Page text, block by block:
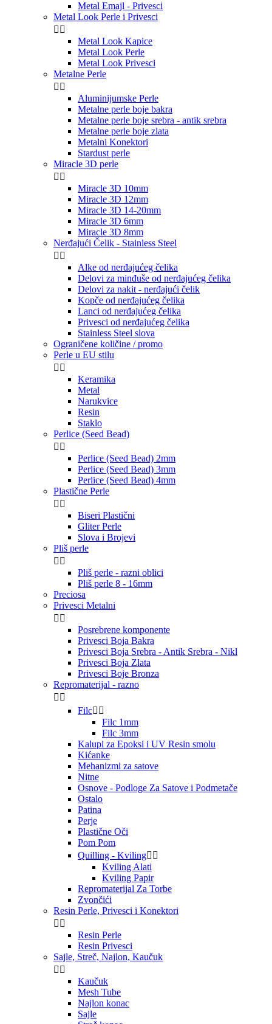
Metal Emajl - Privesci
Metal Look Perle i Privesci
 
Metal Look Kapice
Metal Look Perle
Metal Look Privesci
Metalne Perle
 
Aluminijumske Perle
Metalne perle boje bakra
Metalne perle boje srebra - antik srebra
Metalne perle boje zlata
Metalni Konektori
Stardust perle
Miracle 3D perle
 
Miracle 3D 10mm
Miracle 3D 12mm
Miracle 3D 14-20mm
Miracle 3D 6mm
Miracle 3D 8mm
Nerđajući Čelik - Stainless Steel
 
Alke od nerđajućeg čelika
Delovi za minđuše od nerđajućeg čelika
Delovi za nakit - nerđajući čelik
Kopče od nerđajućeg čelika
Lanci od nerđajućeg čelika
Privesci od nerđajućeg čelika
Stainless Steel slova
Ograničene količine / promo
Perle u EU stilu
 
Keramika
Metal
Narukvice
Resin
Staklo
Perlice (Seed Bead)
 
Perlice (Seed Bead) 2mm
Perlice (Seed Bead) 3mm
Perlice (Seed Bead) 4mm
Plastične Perle
 
Biseri Plastični
Gliter Perle
Slova i Brojevi
Pliš perle
 
Pliš perle - razni oblici
Pliš perle 8 - 16mm
Preciosa
Privesci Metalni
 
Posrebrene komponente
Privesci Boja Bakra
Privesci Boja Srebra - Antik Srebra - Nikl
Privesci Boja Zlata
Privesci Boje Bronza
Repromaterijal - razno
 
Filc 
Filc 1mm
Filc 3mm
Kalupi za Epoksi i UV Resin smolu
Kićanke
Mehanizmi za satove
Nitne
Osnove - Podloge Za Satove i Podmetače
Ostalo
Patina
Perje
Plastične Oči
Pom Pom
Quilling - Kviling 
Kviling Alati
Kviling Papir
Repromaterijal Za Torbe
Zvončići
Resin Perle, Privesci i Konektori
 
Resin Perle
Resin Privesci
Sajle, Streč, Najlon, Kaučuk
 
Kaučuk
Mesh Tube
Najlon konac
Sajle